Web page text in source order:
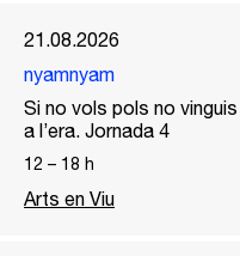
21.08.2026
nyamnyam
Si no vols pols no vinguis
a l’era. Jornada 4
12 – 18 h
Arts en Viu